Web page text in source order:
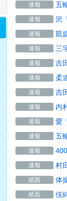
速報 五
速報 沢
速報 凱
速報 三
速報 吉
速報 柔
速報 吉
速報 内
速報 愛
速報 五
速報
速報 村
紙面 体
紙面 佳